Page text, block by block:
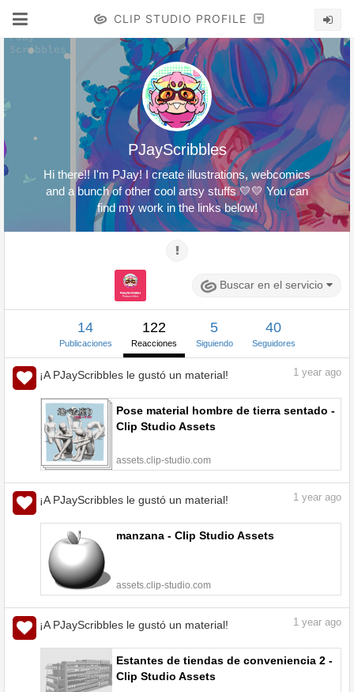
CLIP STUDIO PROFILE
PJayScribbles
Hi there!! I'm PJay! I create illustrations, webcomics
and a bunch of other cool artsy stuffs 💛💛 You can
find my work in the links below!
Buscar en el servicio
14
Publicaciones
122
Reacciones
5
Siguiendo
40
Seguidores
¡A PJayScribbles le gustó un material! 1 year ago
Pose material hombre de tierra sentado -
Clip Studio Assets
assets.clip-studio.com
¡A PJayScribbles le gustó un material! 1 year ago
manzana - Clip Studio Assets
assets.clip-studio.com
¡A PJayScribbles le gustó un material! 1 year ago
Estantes de tiendas de conveniencia 2 -
Clip Studio Assets